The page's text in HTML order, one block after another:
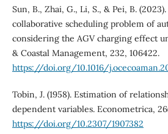
Sun, B., Zhai, G., Li, S., & Pei, B.
collaborative scheduling problem of
considering the AGV charging effect
& Coastal Management, 232, 106422.
https://doi.org/10.1016/
Tobin, J. (1958). Estimation of
dependent variables. Econometrica,
https://doi.org/10.2307/1907382